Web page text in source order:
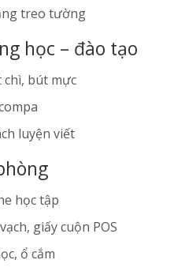
treo tường
học – đào tạo
chì, bút mực
luyện viết
học tập
giấy cuộn POS
ổ cắm